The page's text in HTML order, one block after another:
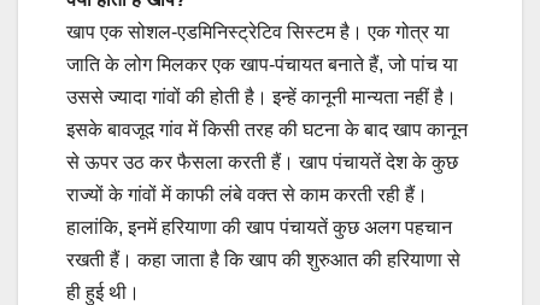
खाप एक सोशल-एडमिनिस्ट्रेटिव सिस्टम है। एक गोत्र या
जाति के लोग मिलकर एक खाप-पंचायत बनाते हैं, जो पांच या
उससे ज्यादा गांवों की होती है। इन्हें कानूनी मान्यता नहीं है।
इसके बावजूद गांव में किसी तरह की घटना के बाद खाप कानून
से ऊपर उठ कर फैसला करती हैं। खाप पंचायतें देश के कुछ
राज्यों के गांवों में काफी लंबे वक्त से काम करती रही हैं।
हालांकि, इनमें हरियाणा की खाप पंचायतें कुछ अलग पहचान
रखती हैं। कहा जाता है कि खाप की शुरुआत की हरियाणा से
ही हुई थी।